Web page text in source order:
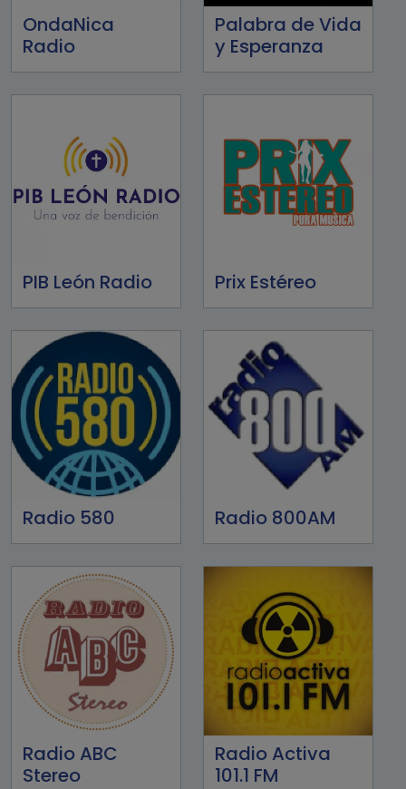
OndaNica
Radio
Palabra de Vida
y Esperanza
PIB León Radio Prix Estéreo
Radio 580 Radio 800AM
Radio ABC
Stereo
Radio Activa
101.1 FM